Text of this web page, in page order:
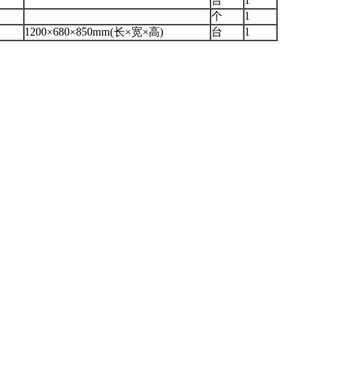
个
1
1200×680×850mm(长×宽×高) 台 1